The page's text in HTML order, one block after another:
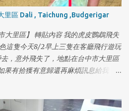
里區 Dali , Taichung ,Budgerigar
大里區】 轉貼內容 我的虎皮鸚鵡飛失
這隻今天8/2早上三隻在客廳飛行遊玩
，意外飛失了，地點在台中市大里區
有拾獲有意歸還再麻煩訊息給我，